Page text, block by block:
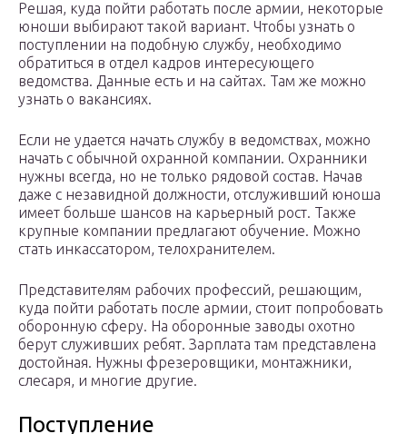
Решая, куда пойти работать после армии, некоторые
юноши выбирают такой вариант. Чтобы узнать о
поступлении на подобную службу, необходимо
обратиться в отдел кадров интересующего
ведомства. Данные есть и на сайтах. Там же можно
узнать о вакансиях.
Если не удается начать службу в ведомствах, можно
начать с обычной охранной компании. Охранники
нужны всегда, но не только рядовой состав. Начав
даже с незавидной должности, отслуживший юноша
имеет больше шансов на карьерный рост. Также
крупные компании предлагают обучение. Можно
стать инкассатором, телохранителем.
Представителям рабочих профессий, решающим,
куда пойти работать после армии, стоит попробовать
оборонную сферу. На оборонные заводы охотно
берут служивших ребят. Зарплата там представлена
достойная. Нужны фрезеровщики, монтажники,
слесаря, и многие другие.
Поступление